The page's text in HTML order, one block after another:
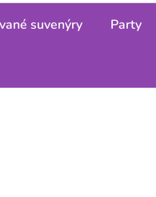
suvenýry Party